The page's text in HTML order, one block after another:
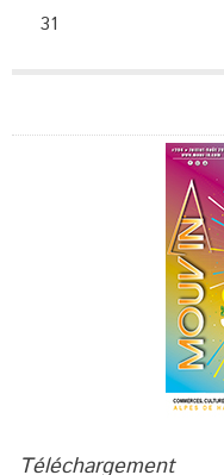
31
Téléchargement